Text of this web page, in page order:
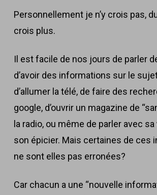
Personnellement je n’y crois pas,
crois plus.
Il est facile de nos jours de parler
d’avoir des informations sur le
d’allumer la télé, de faire des
google, d’ouvrir un magazine de
la radio, ou même de parler avec
son épicier. Mais certaines de ces
ne sont elles pas erronées?
Car chacun a une “nouvelle